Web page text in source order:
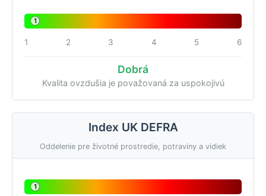
1
1 2 3 4 5 6
Dobrá
Kvalita ovzdušia je považovaná za uspokojivú
Index UK DEFRA
Oddelenie pre životné prostredie, potraviny a vidiek
1